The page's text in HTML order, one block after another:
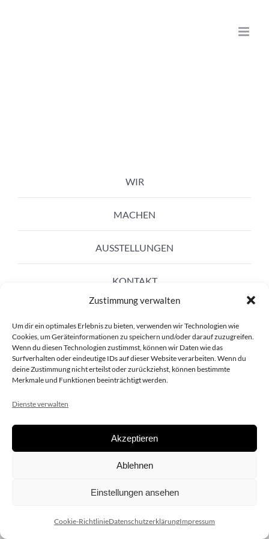
Zustimmung verwalten
Um dir ein optimales Erlebnis zu bieten, verwenden wir Technologien wie
Cookies, um Geräteinformationen zu speichern und/oder darauf zuzugreifen.
Wenn du diesen Technologien zustimmst, können wir Daten wie das
Surfverhalten oder eindeutige IDs auf dieser Website verarbeiten. Wenn du
deine Zustimmung nicht erteilst oder zurückziehst, können bestimmte
Merkmale und Funktionen beeinträchtigt werden.
Dienste verwalten
Akzeptieren
Ablehnen
Einstellungen ansehen
Cookie-RichtlinieDatenschutzerklärungImpressum
WIR
MACHEN
AUSSTELLUNGEN
KONTAKT
Copyright 2020 dieSCHAUsteller.at |Datenschützerklärung|
| Design:www.ARGEntur.at